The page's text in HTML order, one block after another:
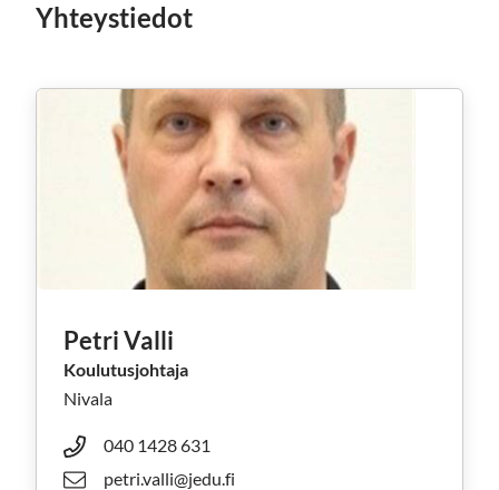
Yhteystiedot
Petri Valli
Koulutusjohtaja
Nivala
040 1428 631
petri.valli@jedu.fi